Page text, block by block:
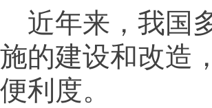
年来，我国多
的建设和改造
利度。